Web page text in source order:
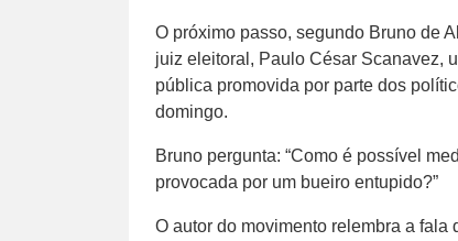
O próximo passo, segundo Bruno de
juiz eleitoral, Paulo César Scanavez,
pública promovida por parte dos
domingo.
Bruno pergunta: “Como é possível
provocada por um bueiro entupido?”
O autor do movimento relembra a